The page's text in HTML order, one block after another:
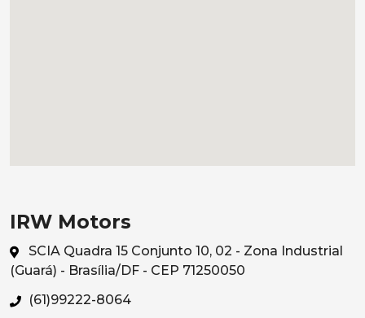
IRW Motors
SCIA Quadra 15 Conjunto 10, 02 - Zona Industrial
(Guará) - Brasília/DF - CEP 71250050
(61)99222-8064